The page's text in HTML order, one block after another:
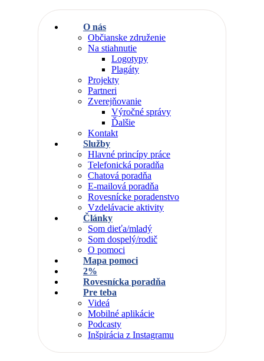
O nás
Občianske združenie
Na stiahnutie
Logotypy
Plagáty
Projekty
Partneri
Zverejňovanie
Výročné správy
Ďalšie
Kontakt
Služby
Hlavné princípy práce
Telefonická poradňa
Chatová poradňa
E-mailová poradňa
Rovesnícke poradenstvo
Vzdelávacie aktivity
Články
Som dieťa/mladý
Som dospelý/rodič
O pomoci
Mapa pomoci
2%
Rovesnícka poradňa
Pre teba
Videá
Mobilné aplikácie
Podcasty
Inšpirácia z Instagramu